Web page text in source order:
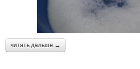
читать дальше →